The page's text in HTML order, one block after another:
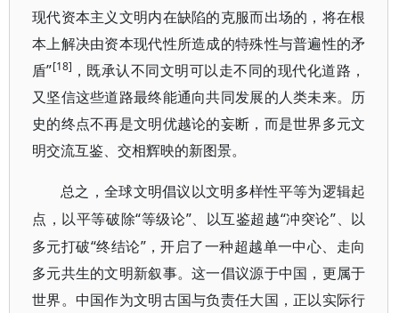
现代资本主义文明内在缺陷的克服而出场的，将在根
本上解决由资本现代性所造成的特殊性与普遍性的矛
盾”[18] ，既承认不同文明可以走不同的现代化道路，
又坚信这些道路最终能通向共同发展的人类未来。历
史的终点不再是文明优越论的妄断，而是世界多元文
明交流互鉴、交相辉映的新图景。
总之，全球文明倡议以文明多样性平等为逻辑起
点，以平等破除“等级论”、以互鉴超越“冲突论”、以
多元打破“终结论”，开启了一种超越单一中心、走向
多元共生的文明新叙事。这一倡议源于中国，更属于
世界。中国作为文明古国与负责任大国，正以实际行